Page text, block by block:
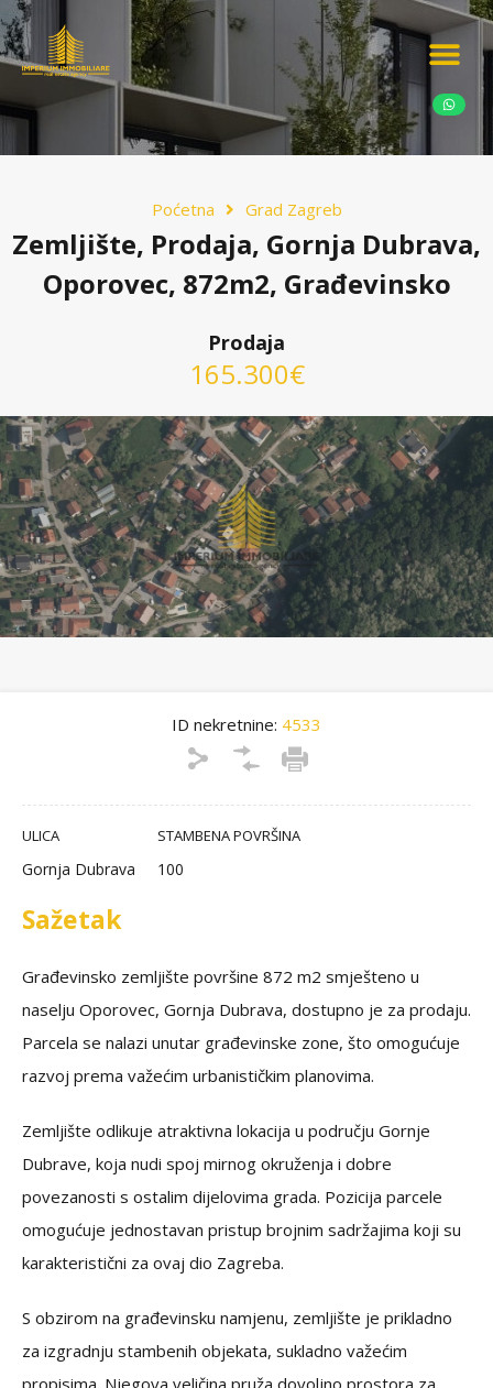
Poćetna Grad Zagreb
Zemljište, Prodaja, Gornja Dubrava,
Oporovec, 872m2, Građevinsko
Prodaja
165.300€
ID nekretnine: 4533
ULICA
Gornja Dubrava
STAMBENA POVRŠINA
100
Sažetak
Građevinsko zemljište površine 872 m2 smješteno u
naselju Oporovec, Gornja Dubrava, dostupno je za prodaju.
Parcela se nalazi unutar građevinske zone, što omogućuje
razvoj prema važećim urbanističkim planovima.
Zemljište odlikuje atraktivna lokacija u području Gornje
Dubrave, koja nudi spoj mirnog okruženja i dobre
povezanosti s ostalim dijelovima grada. Pozicija parcele
omogućuje jednostavan pristup brojnim sadržajima koji su
karakteristični za ovaj dio Zagreba.
S obzirom na građevinsku namjenu, zemljište je prikladno
za izgradnju stambenih objekata, sukladno važećim